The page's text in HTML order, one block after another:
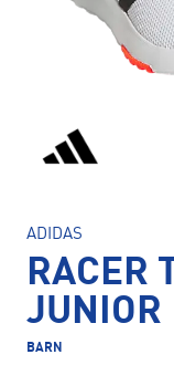
ADIDAS
RACER
JUNIOR
BARN